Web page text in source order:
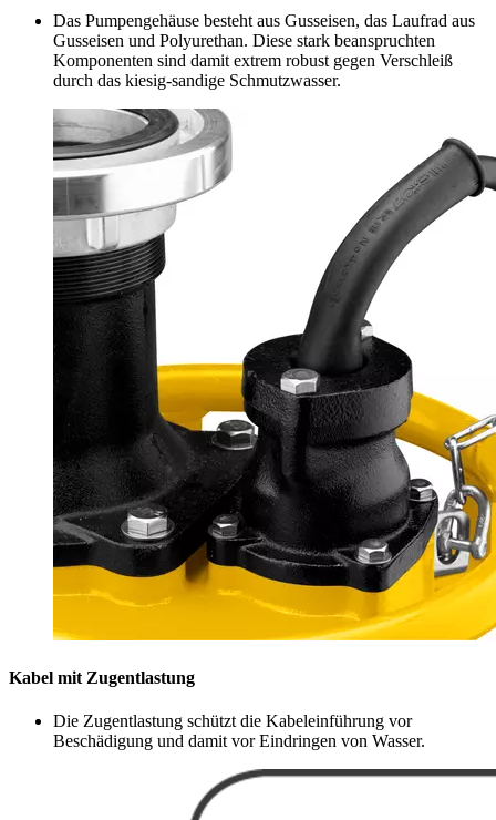
Das Pumpengehäuse besteht aus Gusseisen, das Laufrad aus
Gusseisen und Polyurethan. Diese stark beanspruchten
Komponenten sind damit extrem robust gegen Verschleiß
durch das kiesig-sandige Schmutzwasser.
Kabel mit Zugentlastung
Die Zugentlastung schützt die Kabeleinführung vor
Beschädigung und damit vor Eindringen von Wasser.